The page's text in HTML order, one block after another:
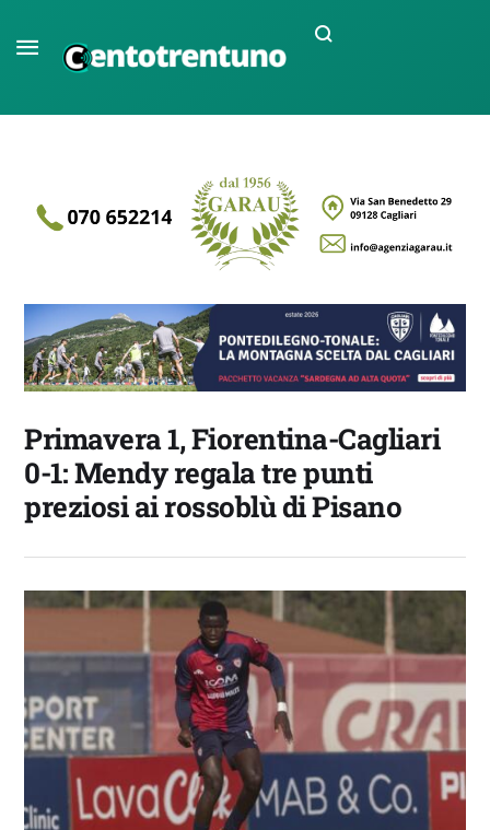
Primavera 1, Fiorentina-Cagliari
0-1: Mendy regala tre punti
preziosi ai rossoblù di Pisano